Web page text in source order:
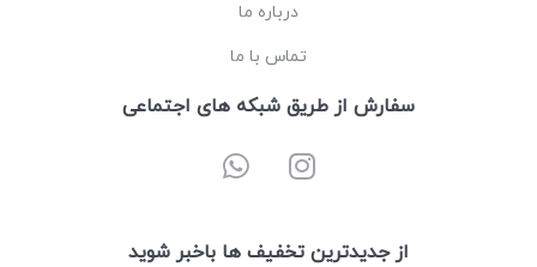
درباره ما
تماس با ما
سفارش از طریق شبکه های اجتماعی
از جدیدترین تخفیف ها باخبر شوید